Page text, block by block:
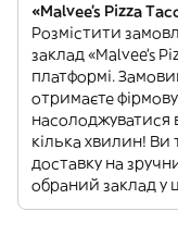
«Malvee’s Pizza
Розмістити
заклад «Malvee’s
платформі.
отримаєте
насолоджуватися
кілька хвилин! Ви
доставку на
обраний заклад у